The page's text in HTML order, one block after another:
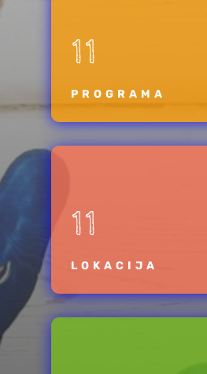
11
PROGRAMA
11
LOKACIJA